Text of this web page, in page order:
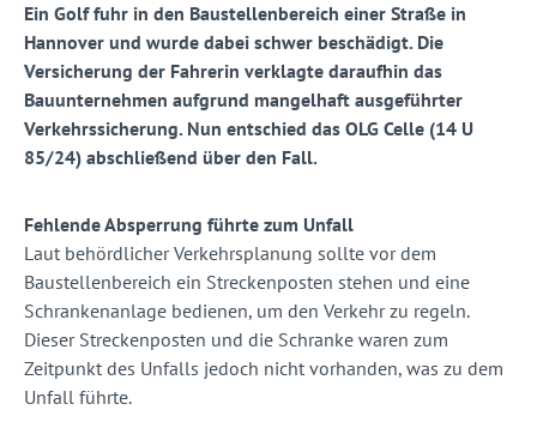
Ein Golf fuhr in den Baustellenbereich einer Straße in
Hannover und wurde dabei schwer beschädigt. Die
Versicherung der Fahrerin verklagte daraufhin das
Bauunternehmen aufgrund mangelhaft ausgeführter
Verkehrssicherung. Nun entschied das OLG Celle (14 U
85/24) abschließend über den Fall.
Fehlende Absperrung führte zum Unfall
Laut behördlicher Verkehrsplanung sollte vor dem
Baustellenbereich ein Streckenposten stehen und eine
Schrankenanlage bedienen, um den Verkehr zu regeln.
Dieser Streckenposten und die Schranke waren zum
Zeitpunkt des Unfalls jedoch nicht vorhanden, was zu dem
Unfall führte.